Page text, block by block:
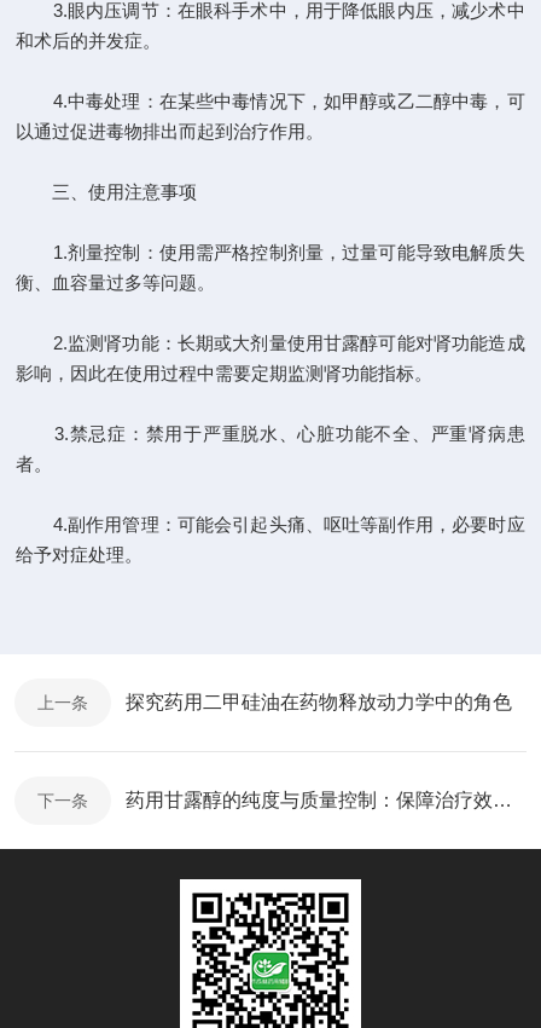
3.眼内压调节：在眼科手术中，用于降低眼内压，减少术中
和术后的并发症。
4.中毒处理：在某些中毒情况下，如甲醇或乙二醇中毒，可
以通过促进毒物排出而起到治疗作用。
三、使用注意事项
1.剂量控制：使用需严格控制剂量，过量可能导致电解质失
衡、血容量过多等问题。
2.监测肾功能：长期或大剂量使用甘露醇可能对肾功能造成
影响，因此在使用过程中需要定期监测肾功能指标。
3.禁忌症：禁用于严重脱水、心脏功能不全、严重肾病患
者。
4.副作用管理：可能会引起头痛、呕吐等副作用，必要时应
给予对症处理。
上一条 探究药用二甲硅油在药物释放动力学中的角色
下一条 药用甘露醇的纯度与质量控制：保障治疗效果的关键